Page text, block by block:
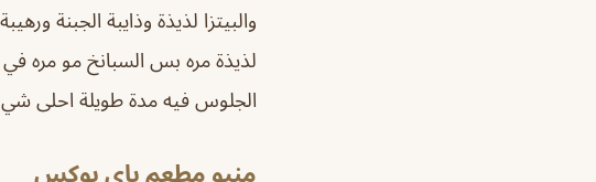
والبيتزا لذيذة وذايبة الجبنة
لذيذة مره بس السبانخ مو مره
الجلوس فيه مدة طويلة احلى شي
منيو مطعم باي بوكس